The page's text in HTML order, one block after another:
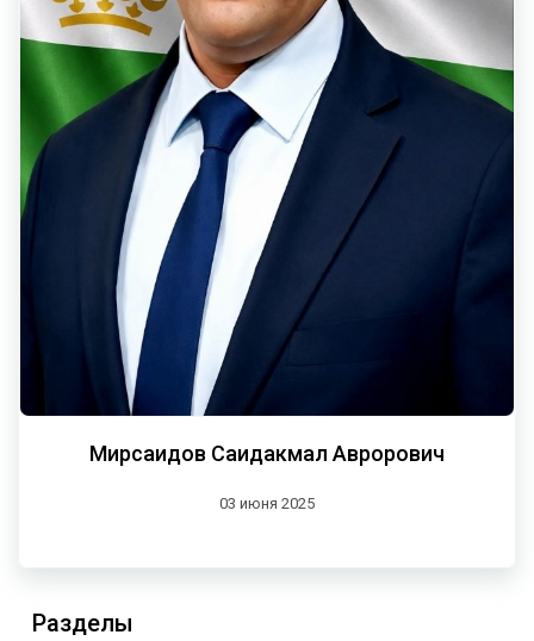
Мирсаидов Саидакмал Аврорович
03 июня 2025
Разделы